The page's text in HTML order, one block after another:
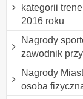
kategorii
2016 roku
Nagrody
zawodnik
Nagrody
osoba